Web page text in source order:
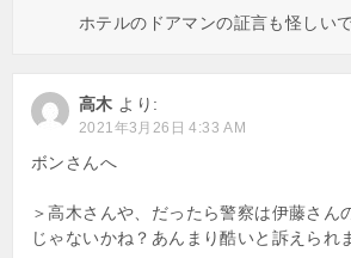
ホテルのドアマンの証言も怪しいで
高木 より:
2021年3月26日 4:33 AM
ボンさんへ
＞高木さんや、だったら警察は伊藤さん
じゃないかね？あんまり酷いと訴えられ